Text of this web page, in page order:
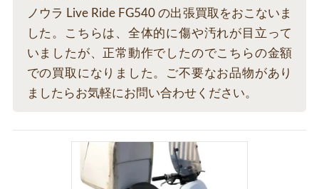
ノウラ Live Ride FG540 の出張買取をおこないま
した。こちらは、全体的に傷や汚れが目立って
いましたが、正常動作でしたのでこちらの金額
での買取になりました。ご不要なお品物があり
ましたらお気軽にお問い合わせください。